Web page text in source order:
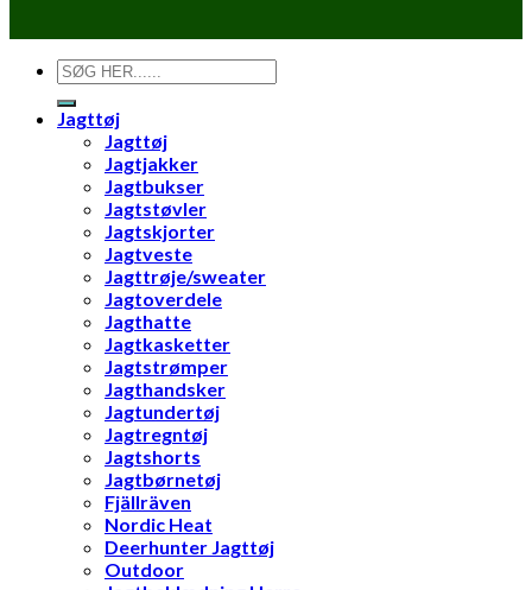
Søg
efter:
Jagttøj
Jagttøj
Jagtjakker
Jagtbukser
Jagtstøvler
Jagtskjorter
Jagtveste
Jagttrøje/sweater
Jagtoverdele
Jagthatte
Jagtkasketter
Jagtstrømper
Jagthandsker
Jagtundertøj
Jagtregntøj
Jagtshorts
Jagtbørnetøj
Fjällräven
Nordic Heat
Deerhunter Jagttøj
Outdoor